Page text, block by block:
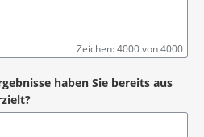
Zeichen: 4000 von 4000
haben Sie bereits aus